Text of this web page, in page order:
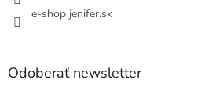
e-shop jenifer.sk
Odoberať newsletter